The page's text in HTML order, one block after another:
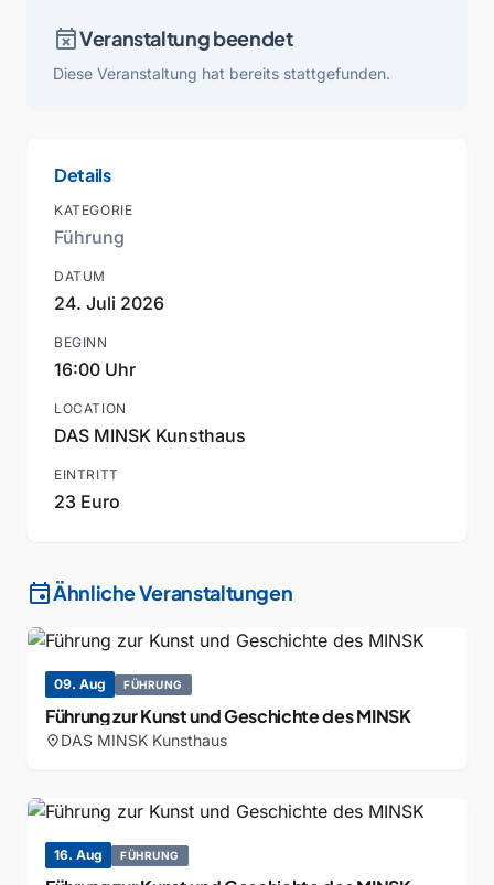
event_busyVeranstaltung beendet
Diese Veranstaltung hat bereits stattgefunden.
Details
KATEGORIE
Führung
DATUM
24. Juli 2026
BEGINN
16:00 Uhr
LOCATION
DAS MINSK Kunsthaus
EINTRITT
23 Euro
eventÄhnliche Veranstaltungen
09. Aug FÜHRUNG
Führung zur Kunst und Geschichte des MINSK
location_onDAS MINSK Kunsthaus
16. Aug FÜHRUNG